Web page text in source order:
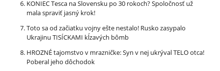
KONIEC Tesca na Slovensku po 30 rokoch? Spoločnosť už
mala spraviť jasný krok!
Toto sa od začiatku vojny ešte nestalo! Rusko zasypalo
Ukrajinu TISÍCKAMI kĺzavých bômb
HROZNÉ tajomstvo v mrazničke: Syn v nej ukrýval TELO otca!
Poberal jeho dôchodok